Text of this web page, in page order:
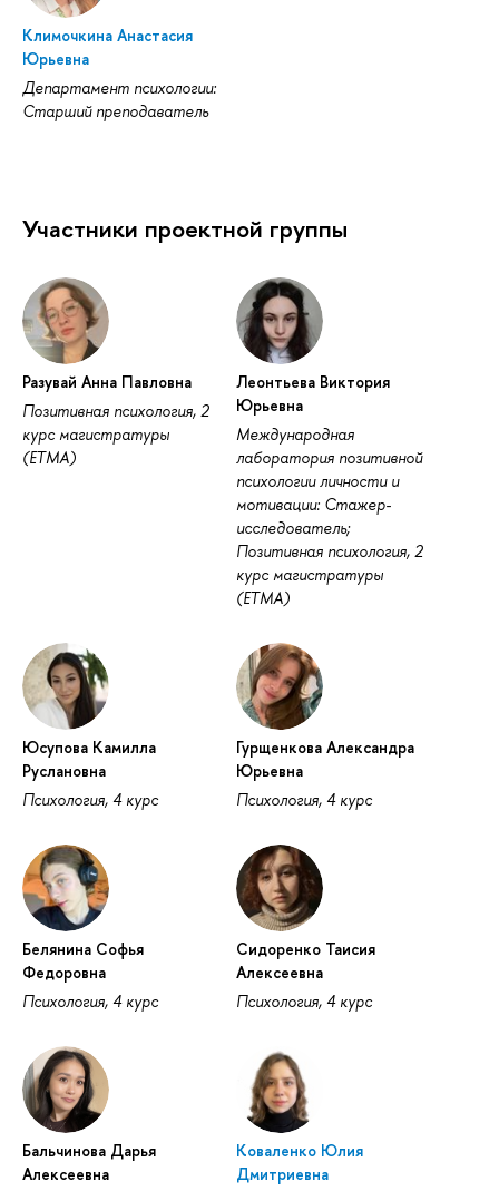
Климочкина Анастасия
Юрьевна
Департамент психологии:
Старший преподаватель
Участники проектной группы
Разувай Анна Павловна
Позитивная психология, 2
курс магистратуры
(ЕТМА)
Леонтьева Виктория
Юрьевна
Международная
лаборатория позитивной
психологии личности и
мотивации: Стажер-
исследователь;
Позитивная психология, 2
курс магистратуры
(ЕТМА)
Юсупова Камилла
Руслановна
Психология, 4 курс
Гурщенкова Александра
Юрьевна
Психология, 4 курс
Белянина Софья
Федоровна
Психология, 4 курс
Сидоренко Таисия
Алексеевна
Психология, 4 курс
Бальчинова Дарья
Алексеевна
Коваленко Юлия
Дмитриевна